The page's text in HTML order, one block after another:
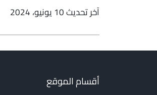
آخر تحديث 10 يونيو، 2024
أقسام الموقع